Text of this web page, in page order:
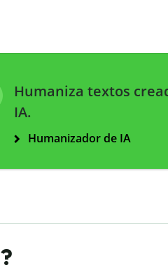
Humaniza textos
IA.
Humanizador de IA